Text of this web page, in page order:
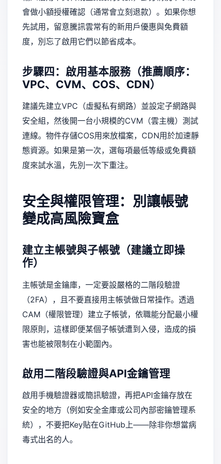
會做小額授權確認（通常會立刻退款）。如果你想
先試用，留意騰訊雲常有的新用戶優惠與免費額
度，別忘了啟用它們以節省成本。
步驟四：啟用基本服務（推薦順序：
VPC、CVM、COS、CDN）
建議先建立VPC（虛擬私有網路）並設定子網路與
安全組，然後開一台小規模的CVM（雲主機）測試
連線。物件存儲COS用來放檔案，CDN用於加速靜
態資源。如果是第一次，選每項最低等級或免費額
度來試水溫，先別一次下重注。
安全與權限管理：別讓帳號
變成高風險寶盒
建立主帳號與子帳號（建議立即操
作）
主帳號是金鑰庫，一定要設嚴格的二階段驗證
（2FA），且不要直接用主帳號做日常操作。透過
CAM（權限管理）建立子帳號，依職能分配最小權
限原則，這樣即便某個子帳號遭到入侵，造成的損
害也能被限制在小範圍內。
啟用二階段驗證與API金鑰管理
啟用手機驗證器或簡訊驗證，再把API金鑰存放在
安全的地方（例如安全金庫或公司內部密鑰管理系
統），不要把Key貼在GitHub上——除非你想當病
毒式出名的人。